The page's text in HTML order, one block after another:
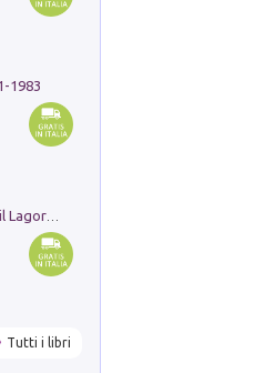
1983
Tutti i libri